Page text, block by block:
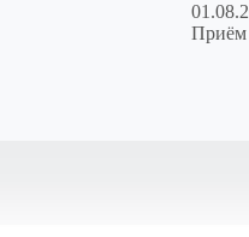
Приём